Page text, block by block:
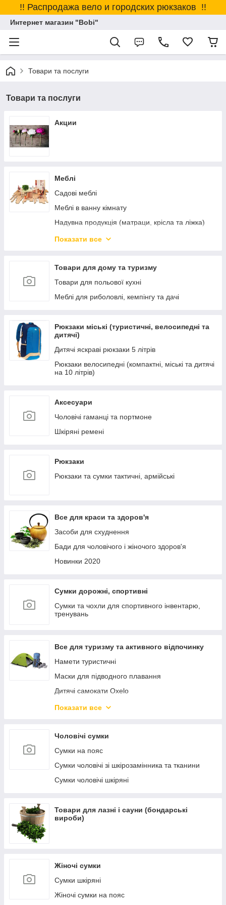
!! Распродажа вело и городских рюкзаков !!
Интернет магазин "Bobi"
Товари та послуги
Товари та послуги
Акции
Меблі
Садові меблі
Меблі в ванну кімнату
Надувна продукція (матраци, крісла та ліжка)
Новорічний товар
Меблі для вітальні
Меблі для кухні та їдальні
Меблі для офісу та дому
Меблі для зберігання речей
Підлогові і настінні дзеркала
Дитячі ліжка-машини
Новинки меблів
Кухні готові
Показати все
Товари для дому та туризму
Товари для польової кухні
Меблі для риболовлі, кемпінгу та дачі
Рюкзаки міські (туристичні, велосипедні та
дитячі)
Дитячі яскраві рюкзаки 5 літрів
Рюкзаки велосипедні (компактні, міські та дитячі
на 10 літрів)
Аксесуари
Чоловічі гаманці та портмоне
Шкіряні ремені
Рюкзаки
Рюкзаки та сумки тактичні, армійські
Все для краси та здоров'я
Засоби для схуднення
Бади для чоловічого і жіночого здоров'я
Новинки 2020
Сумки дорожні, спортивні
Сумки та чохли для спортивного інвентарю,
тренувань
Все для туризму та активного відпочинку
Намети туристичні
Маски для підводного плавання
Дитячі самокати Oxelo
Самокати міські Oxelo для дорослих
Показати все
Чоловічі сумки
Сумки на пояс
Сумки чоловічі зі шкірозамінника та тканини
Сумки чоловічі шкіряні
Товари для лазні і сауни (бондарські
вироби)
Жіночі сумки
Сумки шкіряні
Жіночі сумки на пояс